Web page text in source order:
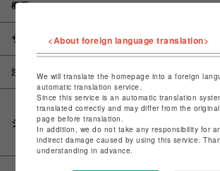
概要
サイズ
注意事項
シェアする
<About foreign language translation>
We will translate the homepage into a foreign
automatic translation service.
Since this service is an automatic translation
translated correctly and may differ from the
page before translation.
In addition, we do not take any responsibility for
indirect damage caused by using this service.
understanding in advance.